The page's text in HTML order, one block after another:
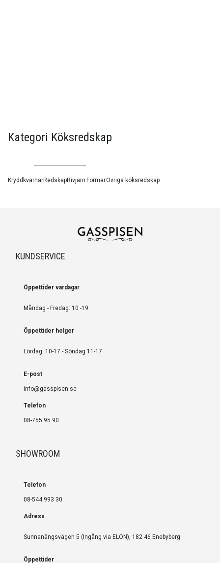
Kategori Köksredskap
KryddkvarnarRedskapRivjärn FormarÖvriga köksredskap
KUNDSERVICE
Öppettider vardagar
Måndag - Fredag: 10 -19
Öppettider helger
Lördag: 10-17 - Söndag 11-17
E-post
info@gasspisen.se
Telefon
08-755 95 90
SHOWROOM
Telefon
08-544 993 30
Adress
Sunnanängsvägen 5 (Ingång via ELON), 182 46 Enebyberg
Öppettider